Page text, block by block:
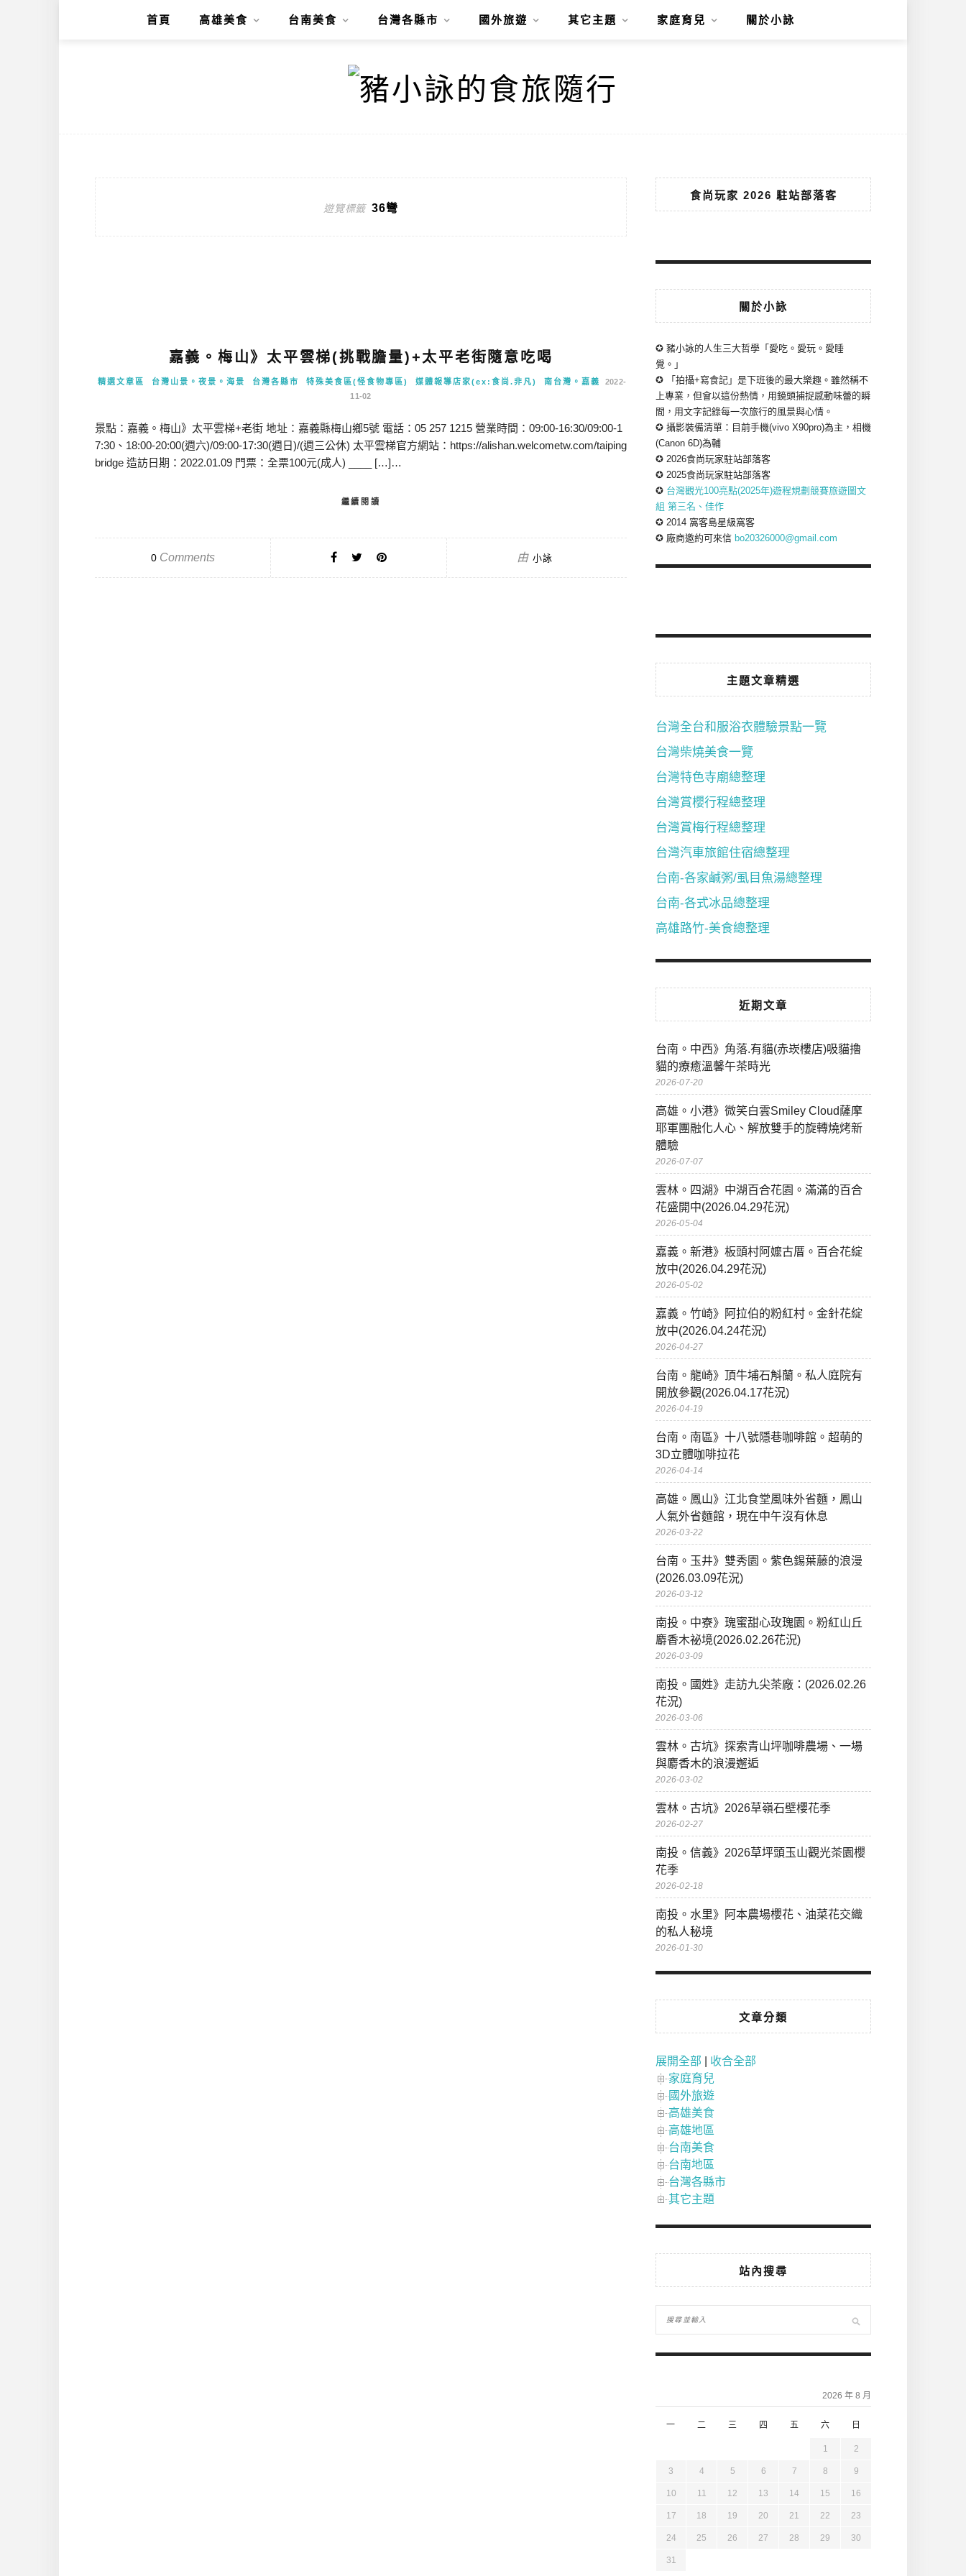
首頁 高雄美食 台南美食 台灣各縣市 國外旅遊 其它主題 家庭育兒 關於小詠
遊覽標籤 36彎
嘉義。梅山》太平雲梯(挑戰膽量)+太平老街隨意吃喝
精選文章區 台灣山景。夜景。海景 台灣各縣市 特殊美食區(怪食物專區) 媒體報導店家(ex:食尚.非凡) 南台灣。嘉義
2022-
11-02
景點：嘉義。梅山》太平雲梯+老街 地址：嘉義縣梅山鄉5號 電話：05 257 1215 營業時間：09:00-16:30/09:00-1
7:30、18:00-20:00(週六)/09:00-17:30(週日)/(週三公休) 太平雲梯官方網站：https://alishan.welcometw.com/taiping
bridge 造訪日期：2022.01.09 門票：全票100元(成人) ____ […]…
繼續閱讀
0Comments 由 小詠
食尚玩家 2026 駐站部落客
關於小詠
✪ 豬小詠的人生三大哲學「愛吃。愛玩。愛睡
覺。」
✪ 「拍攝+寫食記」是下班後的最大樂趣。雖然稱不
上專業，但會以這份熱情，用鏡頭捕捉感動味蕾的瞬
間，用文字記錄每一次旅行的風景與心情。
✪ 攝影裝備清單：目前手機(vivo X90pro)為主，相機
(Canon 6D)為輔
✪ 2026食尚玩家駐站部落客
✪ 2025食尚玩家駐站部落客
✪ 台灣觀光100亮點(2025年)遊程規劃競賽旅遊圖文
組 第三名、佳作
✪ 2014 窩客島星級窩客
✪ 廠商邀約可來信 bo20326000@gmail.com
主題文章精選
台灣全台和服浴衣體驗景點一覽
台灣柴燒美食一覽
台灣特色寺廟總整理
台灣賞櫻行程總整理
台灣賞梅行程總整理
台灣汽車旅館住宿總整理
台南-各家鹹粥/虱目魚湯總整理
台南-各式冰品總整理
高雄路竹-美食總整理
近期文章
台南。中西》角落.有貓(赤崁樓店)吸貓擼
貓的療癒溫馨午茶時光
2026-07-20
高雄。小港》微笑白雲Smiley Cloud薩摩
耶軍團融化人心、解放雙手的旋轉燒烤新
體驗
2026-07-07
雲林。四湖》中湖百合花園。滿滿的百合
花盛開中(2026.04.29花況)
2026-05-04
嘉義。新港》板頭村阿嬤古厝。百合花綻
放中(2026.04.29花況)
2026-05-02
嘉義。竹崎》阿拉伯的粉紅村。金針花綻
放中(2026.04.24花況)
2026-04-27
台南。龍崎》頂牛埔石斛蘭。私人庭院有
開放參觀(2026.04.17花況)
2026-04-19
台南。南區》十八號隱巷咖啡館。超萌的
3D立體咖啡拉花
2026-04-14
高雄。鳳山》江北食堂風味外省麵，鳳山
人氣外省麵館，現在中午沒有休息
2026-03-22
台南。玉井》雙秀園。紫色錫葉藤的浪漫
(2026.03.09花況)
2026-03-12
南投。中寮》瑰蜜甜心玫瑰園。粉紅山丘
麝香木祕境(2026.02.26花況)
2026-03-09
南投。國姓》走訪九尖茶廠：(2026.02.26
花況)
2026-03-06
雲林。古坑》探索青山坪咖啡農場、一場
與麝香木的浪漫邂逅
2026-03-02
雲林。古坑》2026草嶺石壁櫻花季
2026-02-27
南投。信義》2026草坪頭玉山觀光茶園櫻
花季
2026-02-18
南投。水里》阿本農場櫻花、油菜花交織
的私人秘境
2026-01-30
文章分類
展開全部
收合全部
家庭育兒
國外旅遊
高雄美食
高雄地區
台南美食
台南地區
台灣各縣市
其它主題
站內搜尋
2026 年 8 月
一 二 三 四 五 六 日
1 2
3 4 5 6 7 8 9
10 11 12 13 14 15 16
17 18 19 20 21 22 23
24 25 26 27 28 29 30
31